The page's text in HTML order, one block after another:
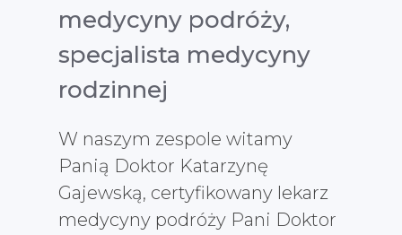
medycyny podróży,
specjalista medycyny
rodzinnej
W naszym zespole witamy
Panią Doktor Katarzynę
Gajewską, certyfikowany lekarz
medycyny podróży Pani Doktor